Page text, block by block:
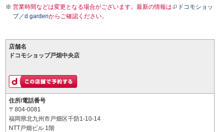
営業時間などは変更となる場合がございます。最新の情報は
ドコモショッ
プ／d gardenからご確認ください。
店舗名
ドコモショップ戸畑中央店
住所/電話番号
〒804-0081
福岡県北九州市戸畑区千防1-10-14
NTT戸畑ビル 1階